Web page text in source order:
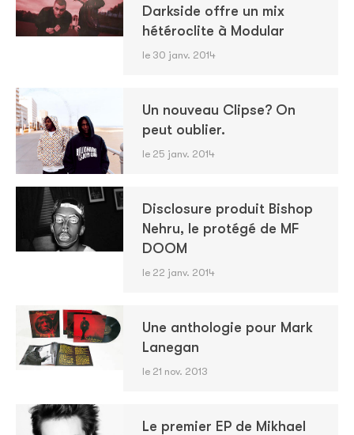
Darkside offre un mix
hétéroclite à Modular
le 30 janv. 2014
Un nouveau Clipse? On
peut oublier.
le 25 janv. 2014
Disclosure produit Bishop
Nehru, le protégé de MF
DOOM
le 22 janv. 2014
Une anthologie pour Mark
Lanegan
le 21 nov. 2013
Le premier EP de Mikhael